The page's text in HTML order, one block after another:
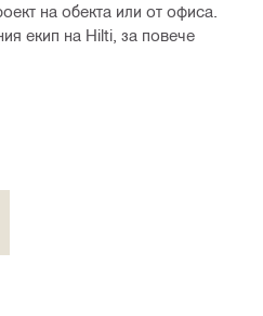
на обекта или от офиса.
екип на Hilti, за повече